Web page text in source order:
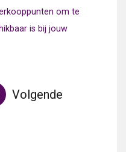
om te
is bij jouw
Volgende